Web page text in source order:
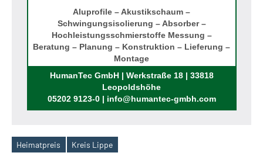
Aluprofile – Akustikschaum –
Schwingungsisolierung – Absorber –
Hochleistungsschmierstoffe Messung –
Beratung – Planung – Konstruktion – Lieferung –
Montage
Rufen Sie uns an!
HumanTec GmbH | Werkstraße 18 | 33818
Leopoldshöhe
05202 9123-0 | info@humantec-gmbh.com
Schlagwörter
Heimatpreis Kreis Lippe